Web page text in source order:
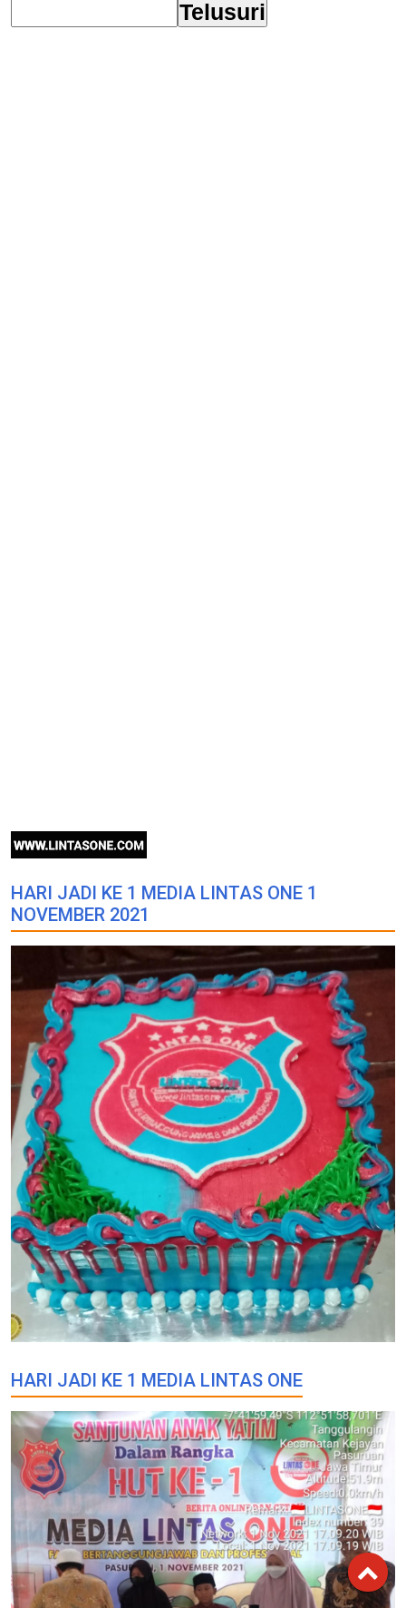
HARI JADI KE 1 MEDIA LINTAS ONE 1
NOVEMBER 2021
HARI JADI KE 1 MEDIA LINTAS ONE